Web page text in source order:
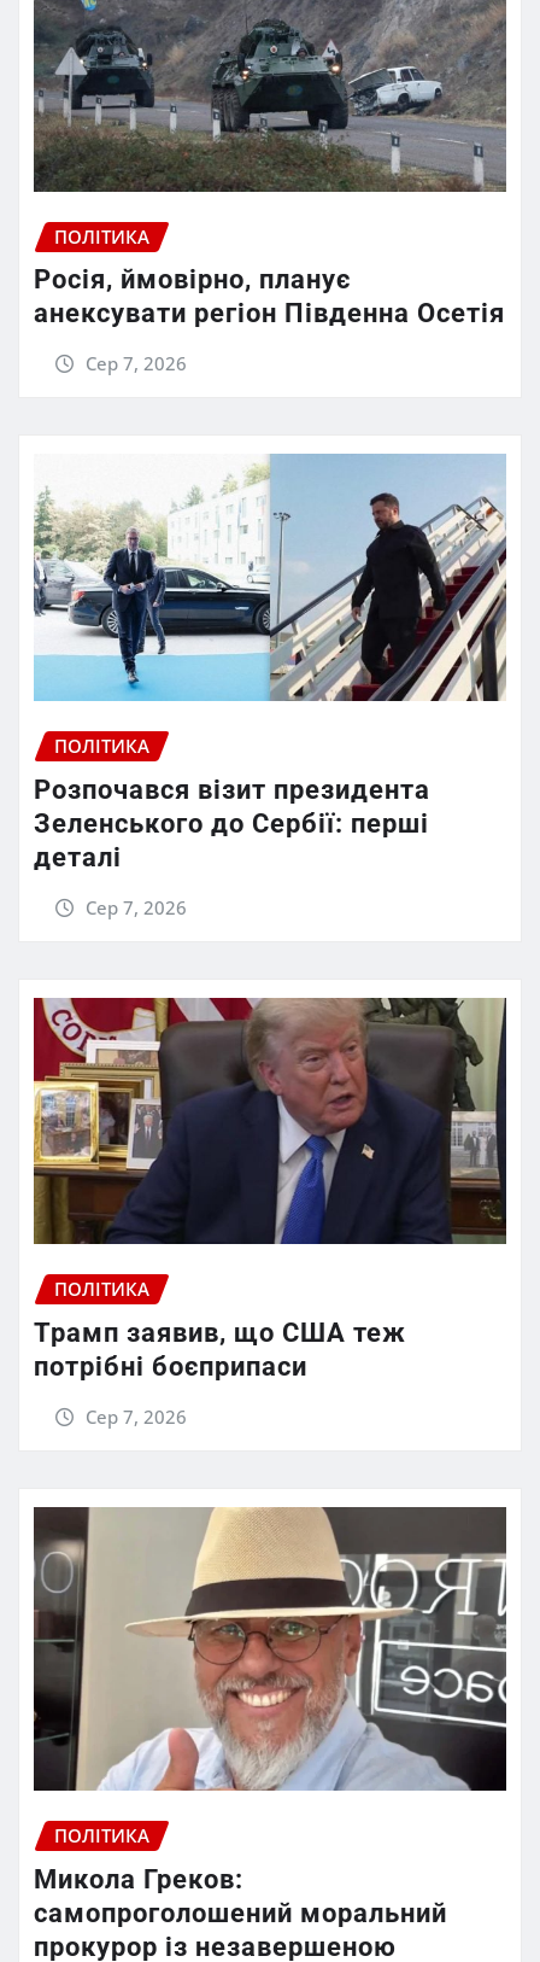
ПОЛІТИКА
Росія, ймовірно, планує
анексувати регіон Південна Осетія
Сер 7, 2026
ПОЛІТИКА
Розпочався візит президента
Зеленського до Сербії: перші
деталі
Сер 7, 2026
ПОЛІТИКА
Трамп заявив, що США теж
потрібні боєприпаси
Сер 7, 2026
ПОЛІТИКА
Микола Греков:
самопроголошений моральний
прокурор із незавершеною